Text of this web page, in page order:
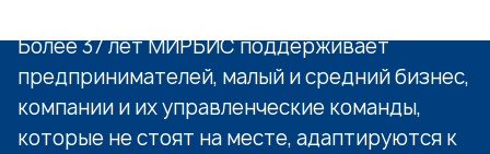
Более 37 лет МИРБИС поддерживает
предпринимателей, малый и средний бизнес,
компании и их управленческие команды,
которые не стоят на месте, адаптируются к